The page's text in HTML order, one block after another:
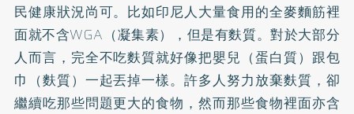
民健康狀況尚可。比如印尼人大量食用的全麥麵筋裡
面就不含WGA（凝集素），但是有麩質。對於大部分
人而言，完全不吃麩質就好像把嬰兒（蛋白質）跟包
巾（麩質）一起丟掉一樣。許多人努力放棄麩質，卻
繼續吃那些問題更大的食物，然而那些食物裡面亦含